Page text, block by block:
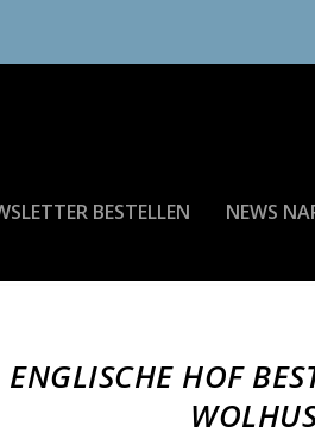
BESTELLEN NEWS
ENGLISCHE HOF